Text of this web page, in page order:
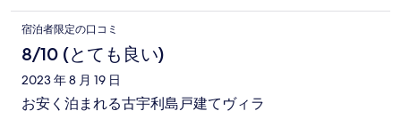
宿泊者限定の口コミ
8/10 (とても良い)
2023 年 8 月 19 日
お安く泊まれる古宇利島戸建てヴィラ